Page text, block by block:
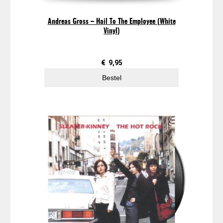
e
F
m
a
t
a
l
Andreas Gross – Hail To The Employee (White
Vinyl)
€ 9,95
Bestel